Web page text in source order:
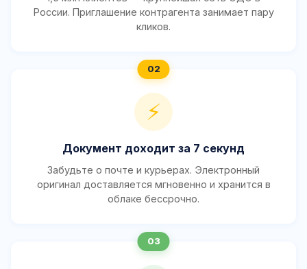
России. Приглашение контрагента занимает пару
кликов.
⚡
Документ доходит за 7 секунд
Забудьте о почте и курьерах. Электронный
оригинал доставляется мгновенно и хранится в
облаке бессрочно.